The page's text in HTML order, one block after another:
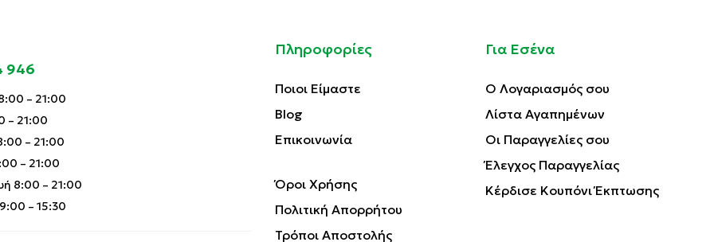
946
– 21:00
– 21:00
– 21:00
– 21:00
8:00 – 21:00
– 15:30
Πληροφορίες
Ποιοι Είμαστε
Blog
Επικοινωνία
Όροι Χρήσης
Πολιτική Απορρήτου
Τρόποι Αποστολής
Για Εσένα
Ο Λογαριασμός σου
Λίστα Αγαπημένων
Οι Παραγγελίες σου
Έλεγχος Παραγγελίας
Κέρδισε Κουπόνι Έκπτωσης